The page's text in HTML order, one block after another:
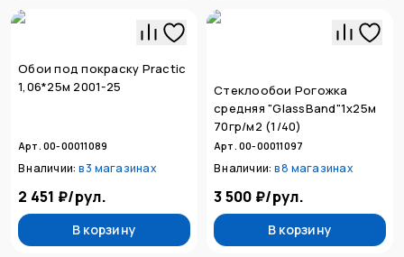
Обои под покраску Practic
1,06*25м 2001-25
Арт. 00-00011089
В наличии: в3 магазинах
2 451 ₽/рул.
В корзину
Стеклообои Рогожка
средняя "GlassBand"1х25м
70гр/м2 (1/40)
Арт. 00-00011097
В наличии: в8 магазинах
3 500 ₽/рул.
В корзину